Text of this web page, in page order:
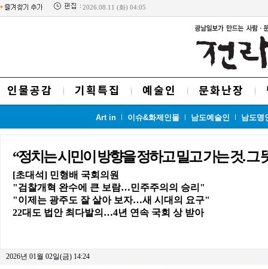
2026.08.11 (화) 04:05
인물공감 기획특집 예술인 문화난장
Art in 이슈&화제인물 남도예술인 남도명
“정치는 시민이 방향을 정하고 밀고 가는 것. 그
[초대석] 민형배 국회의원
"검찰개혁 완수에 큰 보람…민주주의의 승리"
"이제는 광주도 잘 살아 보자…새 시대의 요구"
22대도 법안 최다발의…4년 연속 국회 상 받아
2026년 01월 02일(금) 14:24